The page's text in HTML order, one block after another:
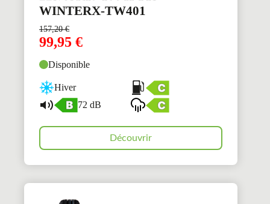
WINTERX-TW401
157,20€
99,95 €
Disponible
Hiver
72 dB
Découvrir